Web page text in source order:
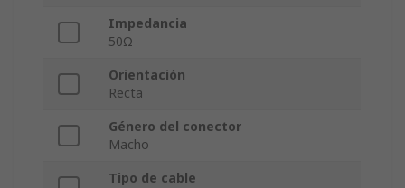
Impedancia
50Ω
Orientación
Recta
Género del conector
Macho
Tipo de cable